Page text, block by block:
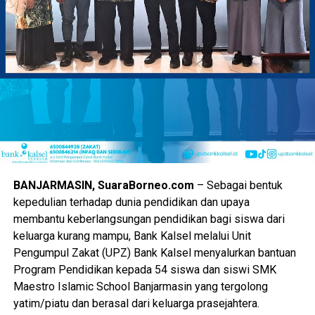
Pada sektor ekonomi rakyat turut digenjot melalui gelaran
Kalsel Expo dengan memprioritaskan lapak bagi pelaku
usaha kecil.
Produk halal khas daerah bakal dipajang untuk memicu
perputaran uang dan membuka jalan kerja sama dagang.
Selain itu, pemerintah provinsi mengharapkan perputaran
modal di area pameran kali ini mampu melampaui capaian
tahun sebelumnya.
“Nilai transaksi dipacu agar pendapatan para pedagang
kecil meningkat drastis selama kegiatan berlangsung,”
pungkasnya.
Tamu undangan dari jajaran kementerian hingga perwakilan
dewan pusat juga dijadwalkan hadir memeriahkan suasana.
Partisipasi dari berbagai pihak luar daerah diharapkan
makin memperkuat jejaring kemitraan Kalimantan Selatan.
BANJARMASIN, SuaraBorneo.com – Sebagai bentuk
kepedulian terhadap dunia pendidikan dan upaya
membantu keberlangsungan pendidikan bagi siswa dari
keluarga kurang mampu, Bank Kalsel melalui Unit
Pengumpul Zakat (UPZ) Bank Kalsel menyalurkan bantuan
Program Pendidikan kepada 54 siswa dan siswi SMK
Maestro Islamic School Banjarmasin yang tergolong
yatim/piatu dan berasal dari keluarga prasejahtera.